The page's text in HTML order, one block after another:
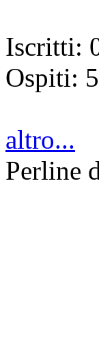
Iscritti:
Ospiti: 5
altro...
Perline